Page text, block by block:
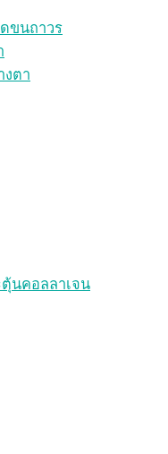
ดขนถาวร
งตา
นคอลลาเจน